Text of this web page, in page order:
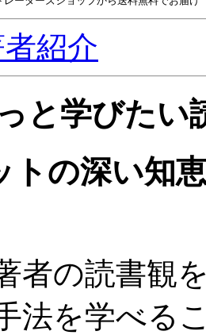
紹介
と学びたい
トの深い知
者の読書観
法を学べる